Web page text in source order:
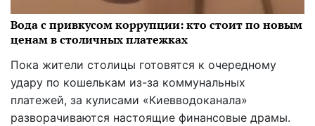
Вода с привкусом коррупции: кто стоит по новым
ценам в столичных платежках
Пока жители столицы готовятся к очередному
удару по кошелькам из-за коммунальных
платежей, за кулисами «Киевводоканала»
разворачиваются настоящие финансовые драмы.